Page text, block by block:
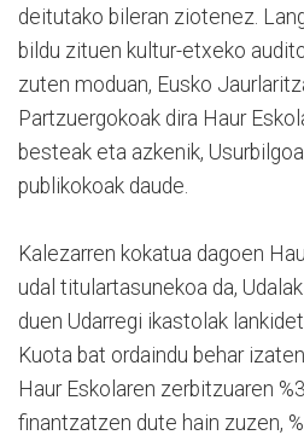
deitutako bileran ziotenez.
bildu zituen kultur-etxeko
zuten moduan, Eusko
Partzuergokoak dira Haur
besteak eta azkenik,
publikokoak daude.
Kalezarren kokatua dagoen
udal titulartasunekoa da,
duen Udarregi ikastolak
Kuota bat ordaindu behar
Haur Eskolaren zerbitzuaren
finantzatzen dute hain zuzen,